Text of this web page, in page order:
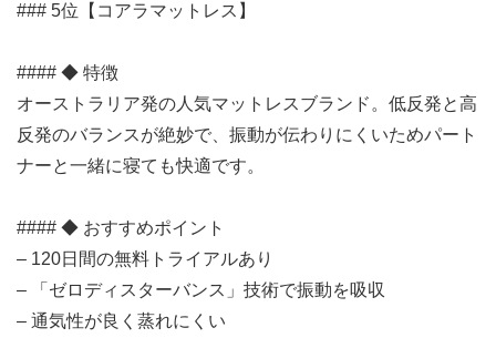
### 5位【コアラマットレス】
#### ◆ 特徴
オーストラリア発の人気マットレスブランド。低反発と高
反発のバランスが絶妙で、振動が伝わりにくいためパート
ナーと一緒に寝ても快適です。
#### ◆ おすすめポイント
– 120日間の無料トライアルあり
– 「ゼロディスターバンス」技術で振動を吸収
– 通気性が良く蒸れにくい